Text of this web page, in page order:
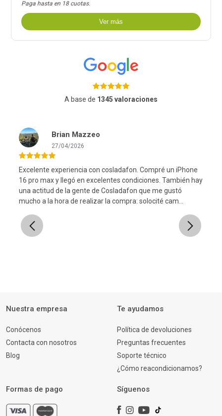
Paga hasta en 18 cuotas.
Ver más
A base de 1345 valoraciones
Previous
Brian Mazzeo
27/04/2026
Excelente experiencia con cosladafon. Compré un iPhone
16 pro max y llegó en excelentes condiciones. También hay
una actitud de la gente de Cosladafon que me gustó
mucho a la hora de realizar la compra: solocité cam...
Next
Nuestra empresa
Conócenos
Contacta con nosotros
Blog
Te ayudamos
Política de devoluciones
Preguntas frecuentes
Soporte técnico
¿Cómo reacondicionamos?
Formas de pago Síguenos